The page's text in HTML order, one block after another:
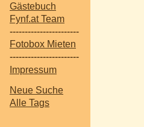
Gästebuch
Fynf.at Team
-----------------------
Fotobox Mieten
-----------------------
Impressum
Neue Suche
Alle Tags